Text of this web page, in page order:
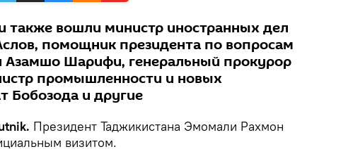
также вошли министр иностранных дел
помощник президента по вопросам
Азамшо Шарифи, генеральный прокурор
промышленности и новых
Бобозода и другие
Президент Таджикистана Эмомали Рахмон
визитом.